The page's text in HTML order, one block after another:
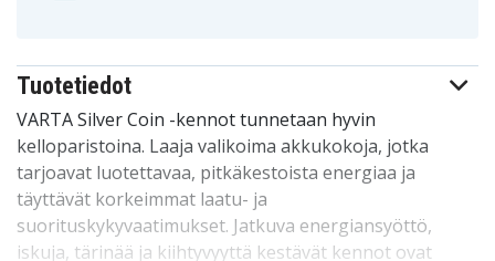
Tuotetiedot
VARTA Silver Coin -kennot tunnetaan hyvin
kelloparistoina. Laaja valikoima akkukokoja, jotka
tarjoavat luotettavaa, pitkäkestoista energiaa ja
täyttävät korkeimmat laatu- ja
suorituskykyvaatimukset. Jatkuva energiansyöttö,
iskuja, tärinää ja kiihtyvyyttä kestävät kennot ovat